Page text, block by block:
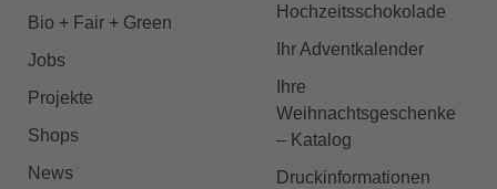
Bio + Fair + Green
Jobs
Projekte
Shops
News
Hochzeitsschokolade
Ihr Adventkalender
Ihre
Weihnachtsgeschenke
– Katalog
Druckinformationen